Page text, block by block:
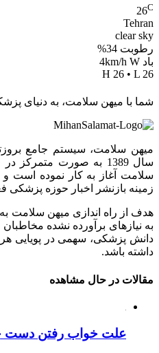
26C
Tehran
clear sky
رطوبت 34%
باد 4km/h W
H 26 • L 26
شما با میهن سلامت، به دنیای
میهن سلامت، سیستم جامع
سال 1389 به صورت
سلامت آغاز به کار نموده است
زمینه بازنشر اخبار حوزه پزشکی
هدف از راه اندازی میهن سلامت
به نیازهای برآورده نشده
دانش پزشکی، سهمی در پویایی
داشته باشد.
مقالات در حال مشاهده
علت خواب رفتن